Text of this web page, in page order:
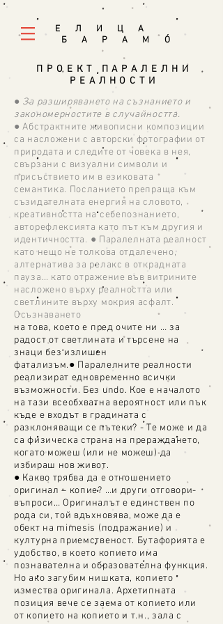
E Л И Ц А
Б А Р А М Ó
● За разширяването на съзнанието и
закономерностите в случайността.
●Абстрактните живописни композиции
са насложени с авторски фотографии от
природата и следите от човека в нея,
свързани с визуални символи и
присъствието им в езиковата
семантика. Посланието препраща към
съзидателната енергия на словото,
креативността на себепознанието,
авторефлексията като път към другия и
идентичността. ● Паралелната реалност
като нещо не толкова отдалечено,
алтернатива за релакс в открадната
пауза… като отражение във витрините
насложено върху реалността или
светлините върху мокрия асфалт.
Осъзнаването
на това, което е пред очите ни … за
радост от светлината и търсене на
знаци без излишен
фатализъм.● Паралелните реалности
реализират едновременно всички
възможности. Без undo. Кое е началото
на тази всеобхватна вероятност или пък
къде е входът в градината с
разклоняващи се пътеки? - Те може и да
са физическа страна на прераждането,
когато можеш (или не можеш) да
избираш нов живот.
● Какво трябва да е отношението
оригинал – копие? …и други отговори-
въпроси… Оригиналът е единствен по
рода си, той вдъхновява, може да е
обект на mimesis (подражание) и
културна приемственост. Бутафорията е
удобство, в което копието има
познавателна и образователна функция.
Но ако загубим нишката, копието
измества оригинала. Архетипната
позиция вече се заема от копието или
от копието на копието и т.н., зала с
ПРОЕКТ ПАРАЛЕЛНИ
РЕАЛНОСТИ